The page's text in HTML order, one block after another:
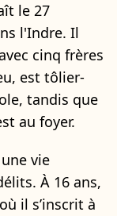
le 27
l'Indre. Il
cinq frères
est tôlier-
tandis que
au foyer.
vie
À 16 ans,
il s’inscrit à